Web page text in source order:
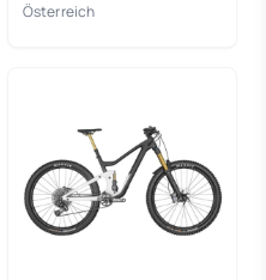
Österreich